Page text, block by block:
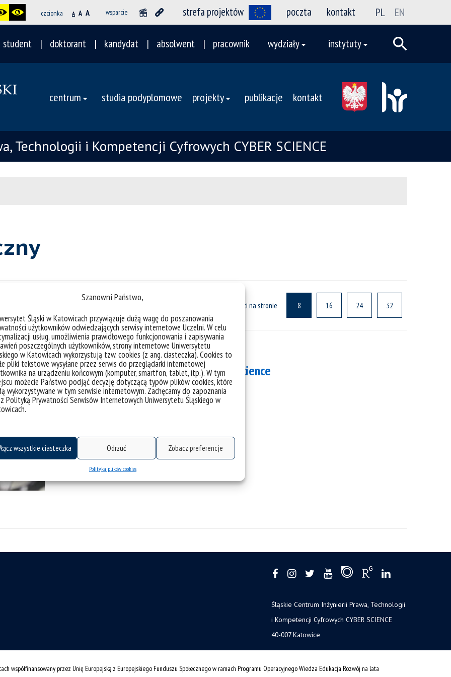
Szanowni Państwo,
Śląski w Katowicach przywiązuje dużą wagę do poszanowania
użytkowników odwiedzających serwisy internetowe Uczelni. W celu
usług, umożliwienia prawidłowego funkcjonowania i zapisywania
poszczególnych użytkowników, strony internetowe Uniwersytetu
w Katowicach wykorzystują tzw. cookies (z ang. ciasteczka). Cookies to
pliki tekstowe wysyłane przez serwis do przeglądarki internetowej
na urządzeniu końcowym (komputer, smartfon, tablet, itp.). W tym
możecie Państwo podjąć decyzję dotyczącą typów plików cookies, które
wykorzystywane w tym serwisie internetowym. Zachęcamy do zapoznania
Polityką Prywatności Serwisów Internetowych Uniwersytetu Śląskiego w
wszystkie ciasteczka Odrzuć Zobacz preferencje
Polityka plików cookies
czcionka A A A wsparcie strefa projektów poczta kontakt PL EN
student doktorant kandydat absolwent pracownik wydziały instytuty
centrum studia podyplomowe projekty publikacje kontakt
Technologii i Kompetencji Cyfrowych CYBER SCIENCE
liczba aktualności na stronie 8 16 24 32
Asseco dołącza do konsorcjum Cyber Science
Śląskie Centrum Inżynierii Prawa, Technologii
i Kompetencji Cyfrowych CYBER SCIENCE
40-007 Katowice
współfinansowany przez Unię Europejską z Europejskiego Funduszu Społecznego w ramach Programu Operacyjnego Wiedza Edukacja Rozwój na lata